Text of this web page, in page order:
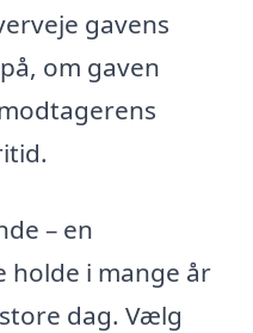
gavens
om gaven
– en
holde i mange år
dag. Vælg